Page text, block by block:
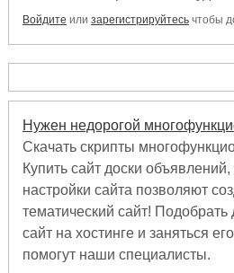
Войдите или зарегистрируйтесьчтобы
Нужен недорогой
Скачать скрипты
Купить сайт доски
настройки сайта позволяют
тематический сайт! Подобрать
сайт на хостинге и заняться
помогут наши специалисты.